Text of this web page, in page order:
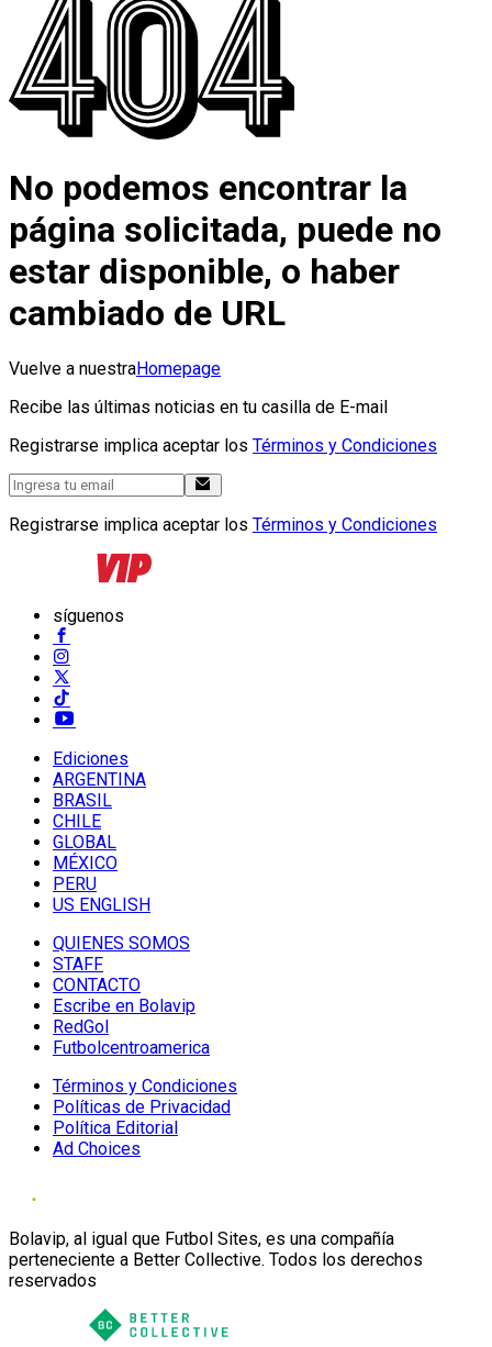
No podemos encontrar la
página solicitada, puede no
estar disponible, o haber
cambiado de URL
Vuelve a nuestraHomepage
Recibe las últimas noticias en tu casilla de E-mail
Registrarse implica aceptar los Términos y Condiciones
Registrarse implica aceptar los Términos y Condiciones
síguenos
Ediciones
ARGENTINA
BRASIL
CHILE
GLOBAL
MÉXICO
PERU
US ENGLISH
QUIENES SOMOS
STAFF
CONTACTO
Escribe en Bolavip
RedGol
Futbolcentroamerica
Términos y Condiciones
Políticas de Privacidad
Política Editorial
Ad Choices
Bolavip, al igual que Futbol Sites, es una compañía
perteneciente a Better Collective. Todos los derechos
reservados